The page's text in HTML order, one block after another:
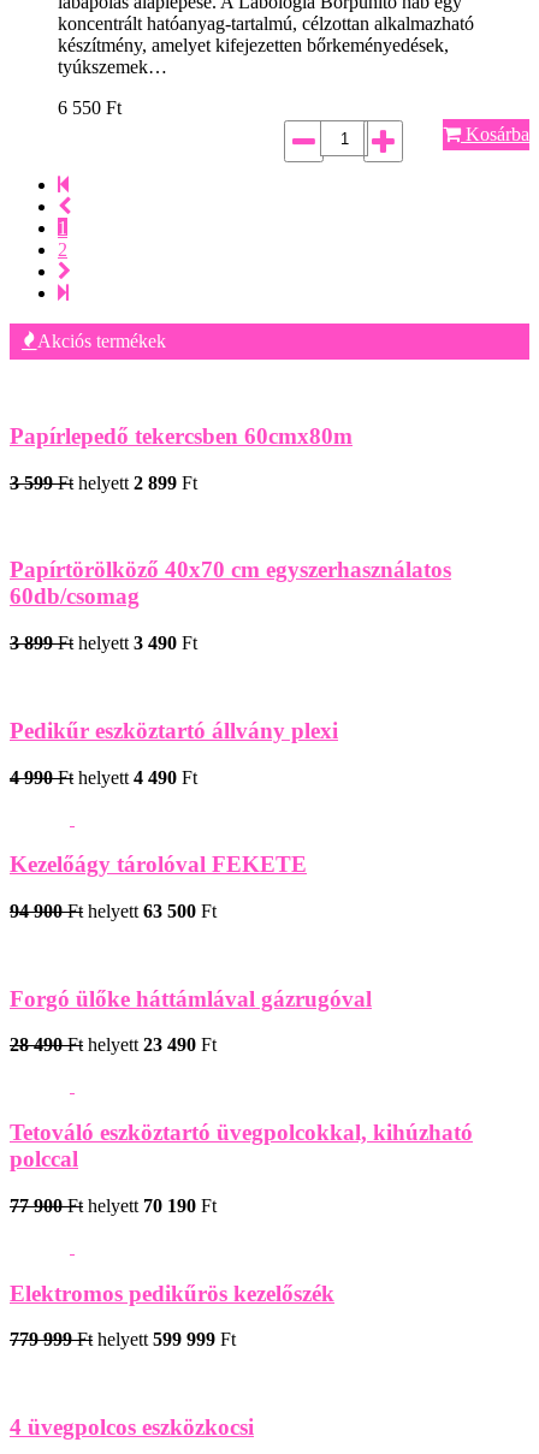
koncentrált hatóanyag-tartalmú, célzottan alkalmazható
készítmény, amelyet kifejezetten bőrkeményedések,
tyúkszemek…
6 550 Ft
Kosárba
1
2
Akciós termékek
Papírlepedő tekercsben 60cmx80m
3 599 Ft helyett 2 899 Ft
Papírtörölköző 40x70 cm egyszerhasználatos
60db/csomag
3 899 Ft helyett 3 490 Ft
Pedikűr eszköztartó állvány plexi
4 990 Ft helyett 4 490 Ft
Kezelőágy tárolóval FEKETE
94 900 Ft helyett 63 500 Ft
Forgó ülőke háttámlával gázrugóval
28 490 Fthelyett23 490 Ft
Tetováló eszköztartó üvegpolcokkal, kihúzható
polccal
77 900 Ft helyett 70 190 Ft
Elektromos pedikűrös kezelőszék
779 999 Ft helyett 599 999 Ft
4 üvegpolcos eszközkocsi